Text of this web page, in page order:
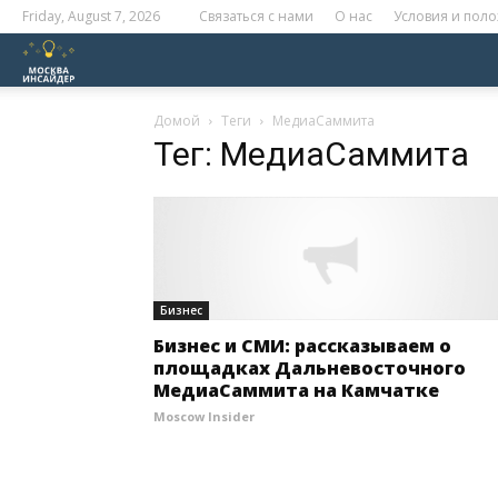
Friday, August 7, 2026 Связаться с нами О нас Условия и
Домой Теги МедиаСаммита
Тег: МедиаСаммита
Бизнес
Бизнес и СМИ: рассказываем о
площадках Дальневосточного
МедиаСаммита на Камчатке
Moscow Insider